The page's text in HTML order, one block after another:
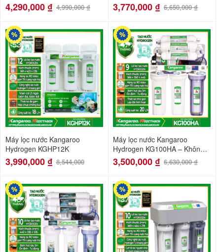
4,290,000 ₫ 4,990,000₫ 3,770,000 ₫ 6,650,000₫
-53%
Máy lọc nước Kangaroo
Hydrogen KGHP12K
3,990,000 ₫ 8,544,000
-47%
Máy lọc nước Kangaroo
Hydrogen KG100HA – Không
tủ – 20l/h
3,500,000 ₫ 6,630,000₫
-48% -37%